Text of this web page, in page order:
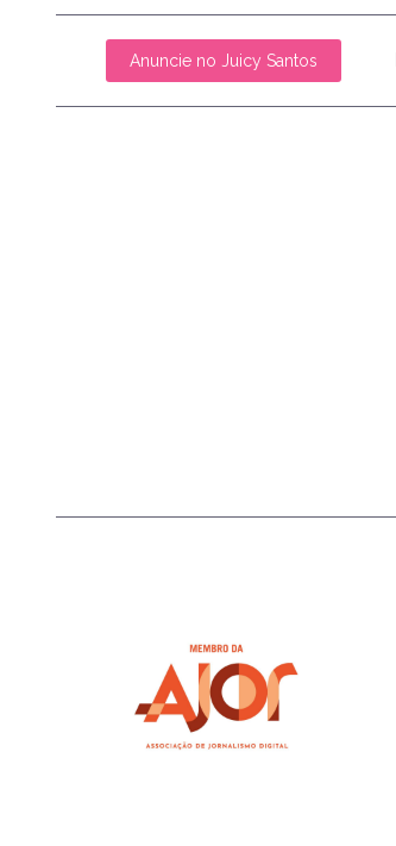
Anuncie no Juicy Santos